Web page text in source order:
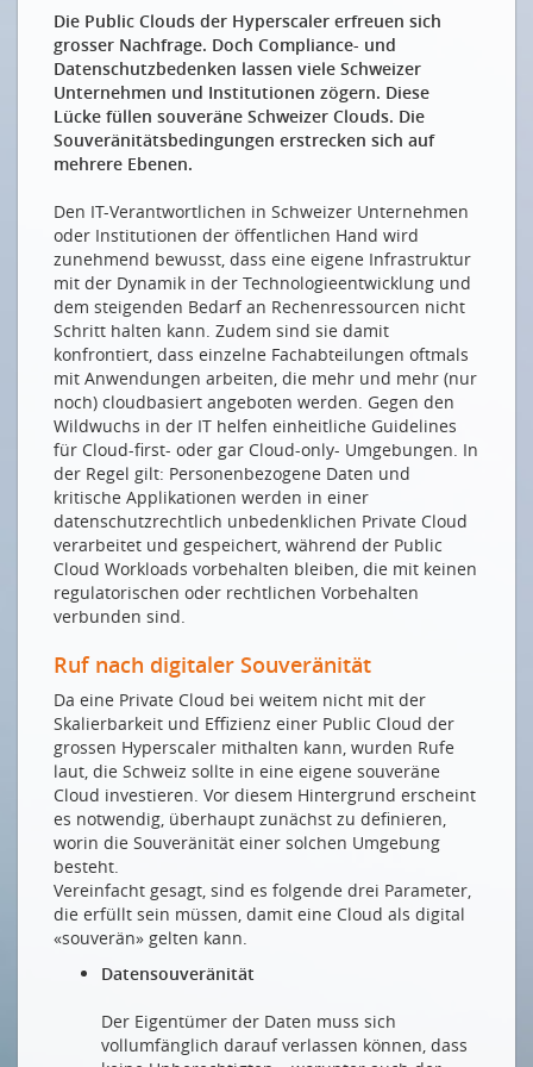
Effizienz im Flugbetrieb: SWISS verbessert
Nachhaltigkeit und erhöht operative Stabilität mit
Cloud-Technologie
Neben Regen auch Daten aus der Cloud
NEUE MITGLIEDER
EW Sirnach AG
Serv24 GmbH
Werke Wangen-Brüttisellen
Drucken
Impressum
Die Public Clouds der Hyperscaler erfreuen sich
grosser Nachfrage. Doch Compliance- und
Datenschutzbedenken lassen viele Schweizer
Unternehmen und Institutionen zögern. Diese
Lücke füllen souveräne Schweizer Clouds. Die
Souveränitätsbedingungen erstrecken sich auf
mehrere Ebenen.
Den IT-Verantwortlichen in Schweizer Unternehmen
oder Institutionen der öffentlichen Hand wird
zunehmend bewusst, dass eine eigene Infrastruktur
mit der Dynamik in der Technologieentwicklung und
dem steigenden Bedarf an Rechenressourcen nicht
Schritt halten kann. Zudem sind sie damit
konfrontiert, dass einzelne Fachabteilungen oftmals
mit Anwendungen arbeiten, die mehr und mehr (nur
noch) cloudbasiert angeboten werden. Gegen den
Wildwuchs in der IT helfen einheitliche Guidelines
für Cloud-first- oder gar Cloud-only- Umgebungen. In
der Regel gilt: Personenbezogene Daten und
kritische Applikationen werden in einer
datenschutzrechtlich unbedenklichen Private Cloud
verarbeitet und gespeichert, während der Public
Cloud Workloads vorbehalten bleiben, die mit keinen
regulatorischen oder rechtlichen Vorbehalten
verbunden sind.
Ruf nach digitaler Souveränität
Da eine Private Cloud bei weitem nicht mit der
Skalierbarkeit und Effizienz einer Public Cloud der
grossen Hyperscaler mithalten kann, wurden Rufe
laut, die Schweiz sollte in eine eigene souveräne
Cloud investieren. Vor diesem Hintergrund erscheint
es notwendig, überhaupt zunächst zu definieren,
worin die Souveränität einer solchen Umgebung
besteht.
Vereinfacht gesagt, sind es folgende drei Parameter,
die erfüllt sein müssen, damit eine Cloud als digital
«souverän» gelten kann.
Datensouveränität
Der Eigentümer der Daten muss sich
vollumfänglich darauf verlassen können, dass